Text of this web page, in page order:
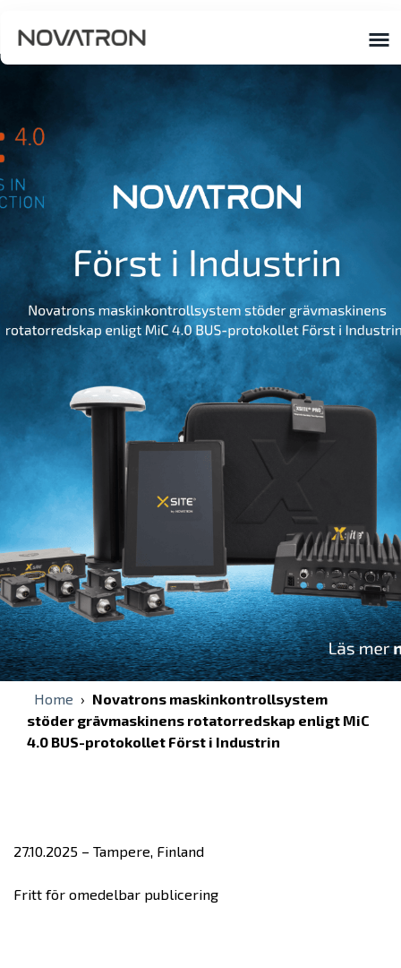
Home › Novatrons maskinkontrollsystem
stöder grävmaskinens rotatorredskap enligt MiC
4.0 BUS-protokollet Först i Industrin
27.10.2025 – Tampere, Finland
Fritt för omedelbar publicering